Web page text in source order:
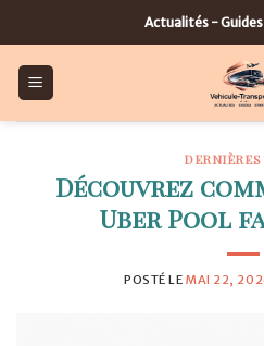
to
content
Actualités -
DERNIÈRES
Découvrez
Uber Pool
POSTÉ LE MAI 22,